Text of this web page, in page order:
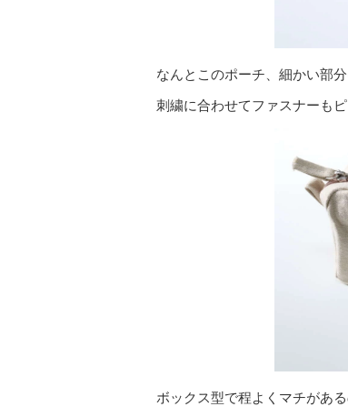
なんとこのポーチ、細かい部
刺繍に合わせてファスナーも
ボックス型で程よくマチがあ